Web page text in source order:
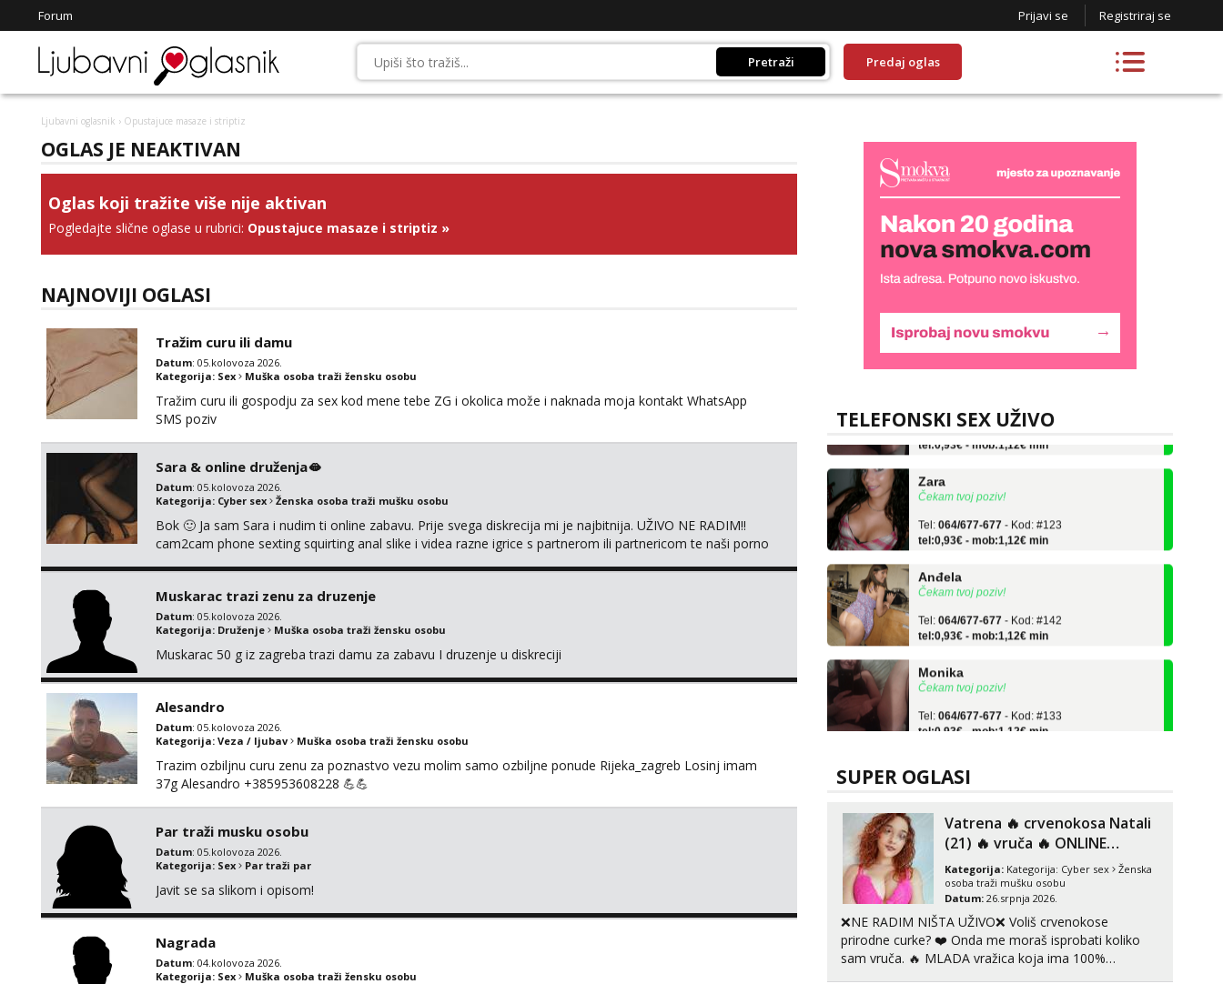
Forum Prijavi se Registriraj se
Pretraži Predaj oglas
Ljubavni oglasnik › Opustajuce masaze i striptiz
OGLAS JE NEAKTIVAN
Oglas koji tražite više nije aktivan
Pogledajte slične oglase u rubrici: Opustajuce masaze i striptiz »
NAJNOVIJI OGLASI
Tražim curu ili damu
Datum: 05.kolovoza 2026.
Kategorija: Sex Muška osoba traži žensku osobu
Tražim curu ili gospodju za sex kod mene tebe ZG i okolica može i naknada moja kontakt WhatsApp
SMS poziv
Sara & online druženja🫦
Datum: 05.kolovoza 2026.
Kategorija: Cyber sex Ženska osoba traži mušku osobu
Bok 🙂 Ja sam Sara i nudim ti online zabavu. Prije svega diskrecija mi je najbitnija. UŽIVO NE RADIM!!
cam2cam phone sexting squirting anal slike i videa razne igrice s partnerom ili partnericom te naši porno
Muskarac trazi zenu za druzenje
Datum: 05.kolovoza 2026.
Kategorija: Druženje Muška osoba traži žensku osobu
Muskarac 50 g iz zagreba trazi damu za zabavu I druzenje u diskreciji
Alesandro
Datum: 05.kolovoza 2026.
Kategorija: Veza / ljubav Muška osoba traži žensku osobu
Trazim ozbiljnu curu zenu za poznastvo vezu molim samo ozbiljne ponude Rijeka_zagreb Losinj imam
37g Alesandro +385953608228 💪💪
Par traži musku osobu
Datum: 05.kolovoza 2026.
Kategorija: Sex Par traži par
Javit se sa slikom i opisom!
Nagrada
Datum: 04.kolovoza 2026.
Kategorija: Sex Muška osoba traži žensku osobu
TELEFONSKI SEX UŽIVO
Monika
Tel:064/677-677 - Kod: #133
tel:0,93€ - mob:1,12€ min
Čekam tvoj poziv!
tel:0,93€ - mob:1,12€ min
Čekam tvoj poziv!
tel:0,93€ - mob:1,12€ min
Čekam tvoj poziv!
tel:0,93€ - mob:1,12€ min
Anđela
064/677-677 - Kod: #142
tel:0,93€ - mob:1,12€ min
SUPER OGLASI
Vatrena ‎️‍🔥 crvenokosa Natali
(21) ‎️‍🔥 vruča‎ ️‍🔥 ONLINE
ZABAVA
Kategorija: Kategorija: Cyber sex
Ženska
osoba traži mušku osobu
Datum: 26.srpnja 2026.
❌NE RADIM NIŠTA UŽIVO❌ Voliš crvenokose
prirodne curke? ❤️ Onda me moraš isprobati koliko
sam vruča.‎ ️‍🔥 MLADA vražica koja ima 100%